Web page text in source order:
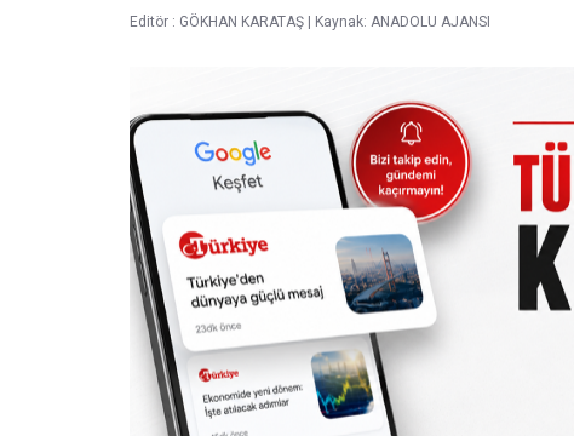
Editör : GÖKHAN KARATAŞ Kaynak: ANADOLU AJANSI